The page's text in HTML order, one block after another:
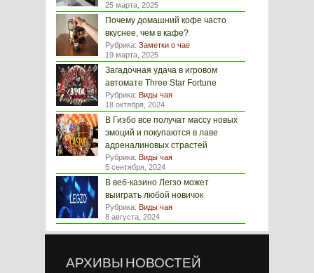
25 марта, 2025
Почему домашний кофе часто
вкуснее, чем в кафе?
Рубрика: Заметки о чае
19 марта, 2025
Загадочная удача в игровом
автомате Three Star Fortune
Рубрика: Виды чая
18 октября, 2024
В Гизбо все получат массу новых
эмоций и покупаются в лаве
адреналиновых страстей
Рубрика: Виды чая
5 сентября, 2024
В веб-казино Легзо может
выиграть любой новичок
Рубрика: Виды чая
8 августа, 2024
АРХИВЫ НОВОСТЕЙ